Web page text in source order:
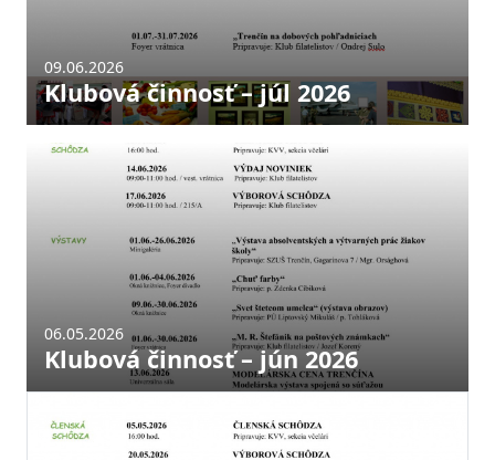
Klubová činnosť – júl 2026
09.06.2026
Klubová činnosť – jún 2026
06.05.2026
Aktuality